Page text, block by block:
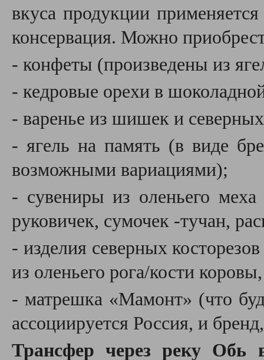
вкуса продукции
консервация. Можно
- конфеты (произведены из
- кедровые орехи в
- варенье из шишек и
- ягель на память (в виде
возможными вариациями);
- сувениры из оленьего
руковичек, сумочек -тучан,
- изделия северных
из оленьего рога/кости
- матрешка «Мамонт» (что
ассоциируется Россия, и
Трансфер через реку Обь